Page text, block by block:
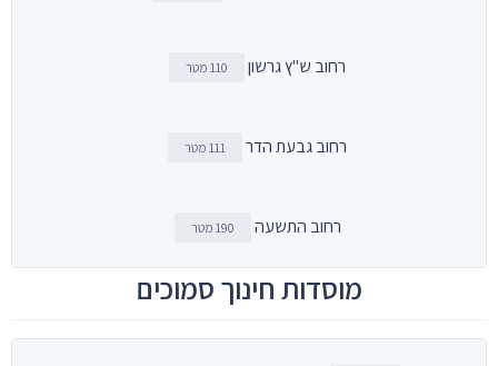
רחוב ש"ץ גרשון 110 מטר
רחוב גבעת הדר 111 מטר
רחוב התשעה 190 מטר
מוסדות חינוך סמוכים